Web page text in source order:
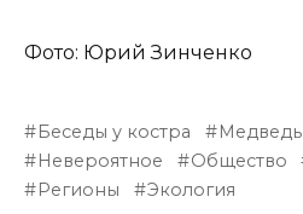
Фото: Юрий Зинченко
Беседы у костра Медведь
Невероятное
Общество
Регионы
Экология